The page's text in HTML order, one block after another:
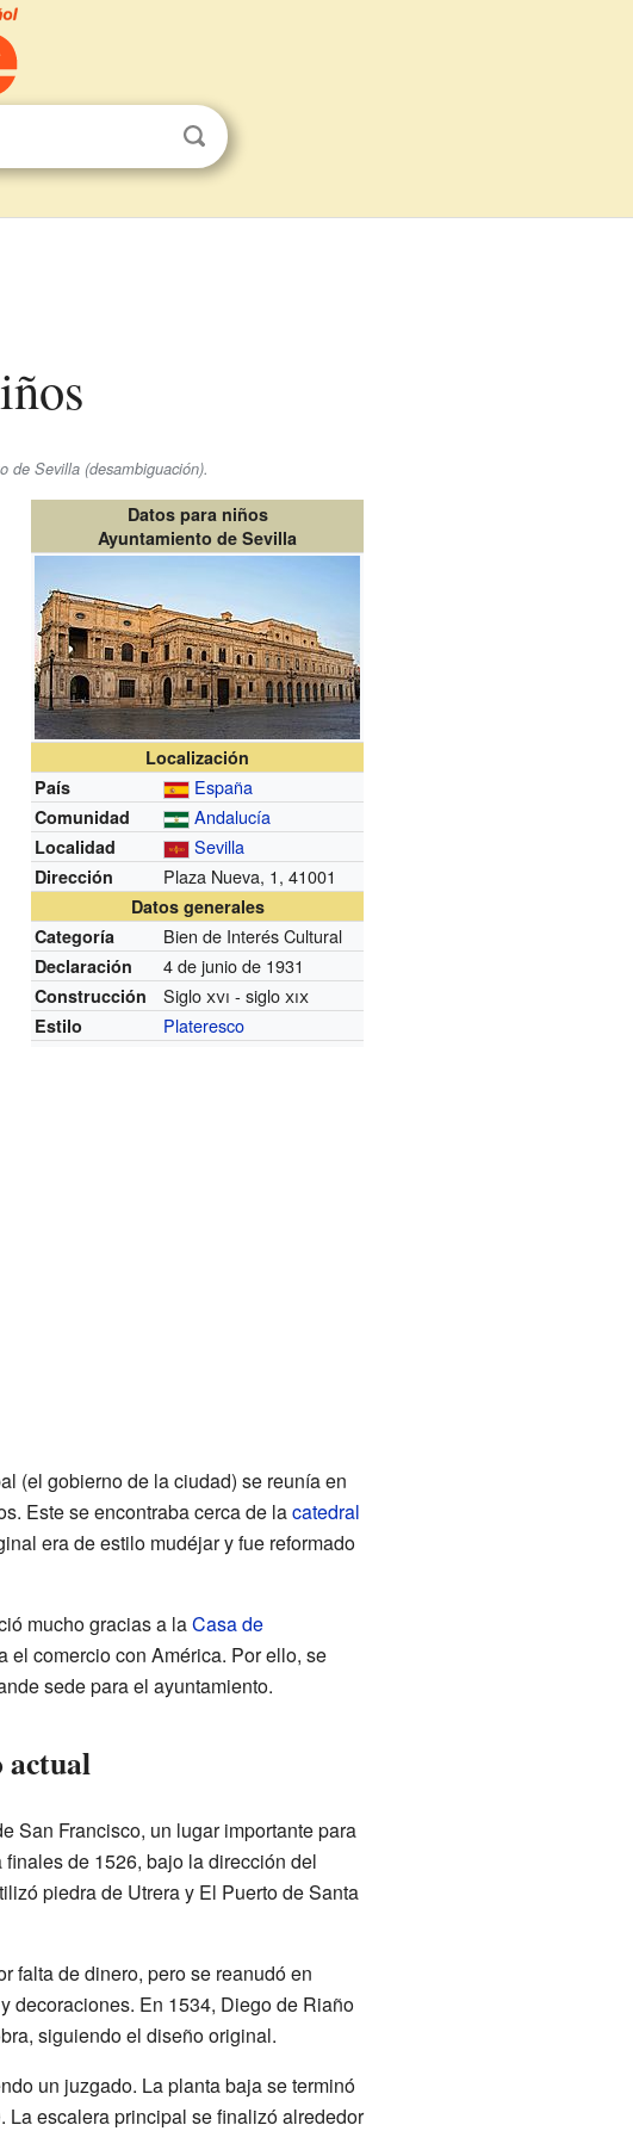
de Sevilla (desambiguación).
Datos para niños
Ayuntamiento de Sevilla
Localización
País
España
Comunidad Andalucía
Localidad Sevilla
Dirección Plaza Nueva, 1, 41001
Datos generales
Categoría
Bien de Interés Cultural
Declaración 4 de junio de 1931
Construcción Sigloxvi - sigloxix
Estilo Plateresco
(el gobierno de la ciudad) se reunía en
Este se encontraba cerca de lacatedral
era de estilo mudéjar y fue reformado
mucho gracias a laCasa de
el comercio con América. Por ello, se
sede para el ayuntamiento.
actual
San Francisco, un lugar importante para
de 1526, bajo la dirección del
piedra de Utrera y El Puerto de Santa
falta de dinero, pero se reanudó en
decoraciones. En 1534, Diego de Riaño
siguiendo el diseño original.
un juzgado. La planta baja se terminó
La escalera principal se finalizó alrededor